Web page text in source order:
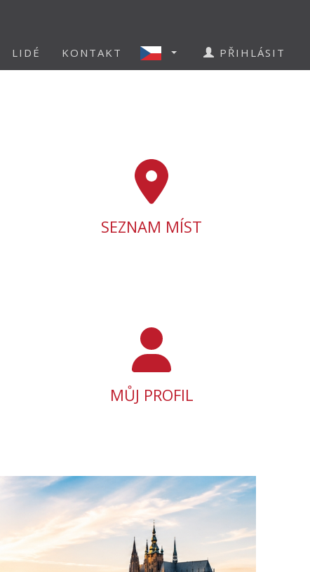
LIDÉ KONTAKT PŘIHLÁSIT
SEZNAM MÍST
MŮJ PROFIL